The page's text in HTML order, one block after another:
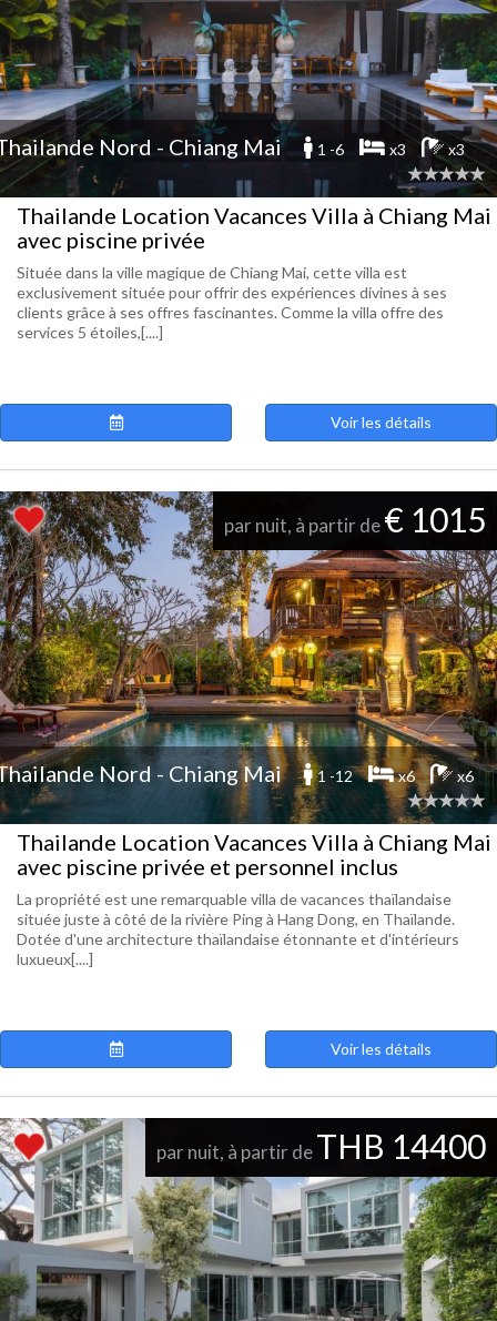
Nord - Chiang Mai 1 -6 x3 x3
Thailande Location Vacances Villa à Chiang Mai
avec piscine privée
Située dans la ville magique de Chiang Mai, cette villa est
exclusivement située pour offrir des expériences divines à ses
clients grâce à ses offres fascinantes. Comme la villa offre des
services 5 étoiles,[....]
Voir les détails
par nuit, à partir de€ 1015
Nord - Chiang Mai 1 -12 x6 x6
Thailande Location Vacances Villa à Chiang Mai
avec piscine privée et personnel inclus
La propriété est une remarquable villa de vacances thaïlandaise
située juste à côté de la rivière Ping à Hang Dong, en Thaïlande.
Dotée d'une architecture thaïlandaise étonnante et d'intérieurs
luxueux[....]
Voir les détails
par nuit, à partir deTHB 14400